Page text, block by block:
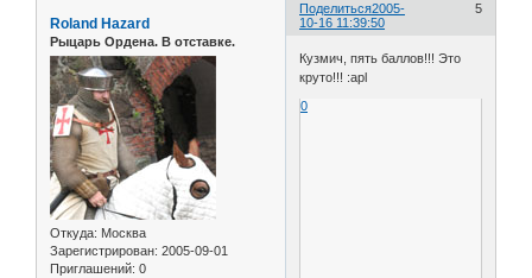
Поделиться 5
2005-
10-16 11:39:50
Roland Hazard
Рыцарь Ордена. В отставке.
Откуда: Москва
Зарегистрирован: 2005-09-01
Приглашений: 0
Кузмич, пять баллов!!! Это
круто!!! :apl
0